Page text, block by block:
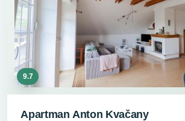
9.7
Apartman Anton Kvačany